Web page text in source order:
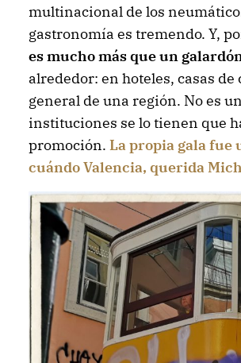
multinacional de los
gastronomía es tremendo. Y,
es mucho más que un
alrededor: en hoteles, casas
general de una región. No es
instituciones se lo tienen que
promoción. La propia gala fue
cuándo Valencia, querida